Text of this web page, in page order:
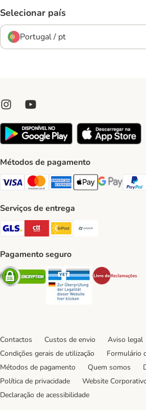
Selecionar país
Portugal / pt
Métodos de pagamento
Visa Payment Method
Mastercard Payment Method
American Express Payment
Apple Pay Payment
Google Pay
Serviços de entrega
GLS Shipping Method
CTTExpress Shipping Method
InPost Shipping Method
Pagamento seguro
Security Security
Contactos Custos de envio
Aviso legal
Condições gerais de utilização
Formulário
Métodos de pagamento
Quem somos
Política de privacidade
Website
Declaração de acessibilidade